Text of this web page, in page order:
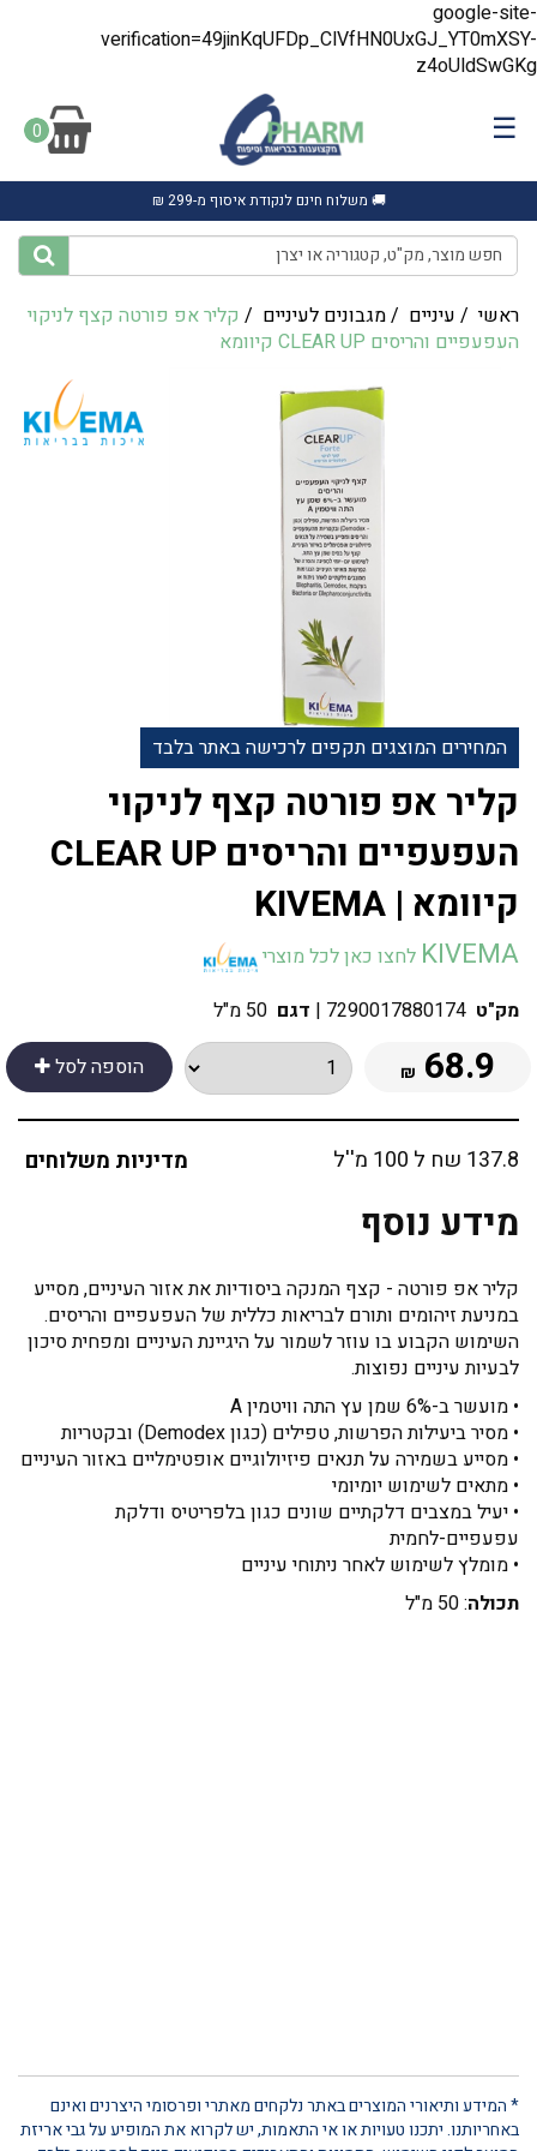
google-site-
verification=49jinKqUFDp_ClVfHN0UxGJ_YT0mXSY-
z4oUldSwGKg
☰
0
🚚 משלוח חינם לנקודת איסוף מ-299 ₪
ראשי / עיניים /מגבונים לעיניים / ‎‎קליר‏ ‏אפ ‏פורטה ‏קצף לניקוי
העפעפיים והריסים CLEAR UP קיוומא
המחירים המוצגים תקפים לרכישה באתר בלבד
‎‎קליר‏ ‏אפ ‏פורטה ‏קצף לניקוי
העפעפיים והריסים CLEAR UP
קיוומא | KIVEMA
KIVEMA לחצו כאן לכל מוצרי
מק"ט 7290017880174
| דגם 50 מ"ל
הוספה לסל
68.9
₪
137.8 שח ל 100 מ''ל מדיניות משלוחים
מידע נוסף
קליר אפ פורטה - קצף המנקה ביסודיות את אזור העיניים, מסייע
במניעת זיהומים ותורם לבריאות כללית של העפעפיים והריסים.
השימוש הקבוע בו עוזר לשמור על היגיינת העיניים ומפחית סיכון
לבעיות עיניים נפוצות.
• מועשר ב-6% שמן עץ התה וויטמין A
• מסיר ביעילות הפרשות, טפילים (כגון Demodex) ובקטריות
• מסייע בשמירה על תנאים פיזיולוגיים אופטימליים באזור העיניים
• מתאים לשימוש יומיומי
• יעיל במצבים דלקתיים שונים כגון בלפריטיס ודלקת
עפעפיים-לחמית
• מומלץ לשימוש לאחר ניתוחי עיניים
תכולה: 50 מ"ל
* המידע ותיאורי המוצרים באתר נלקחים מאתרי ופרסומי היצרנים ואינם
באחריותנו. יתכנו טעויות או אי התאמות, יש לקרוא את המופיע על גבי אריזת